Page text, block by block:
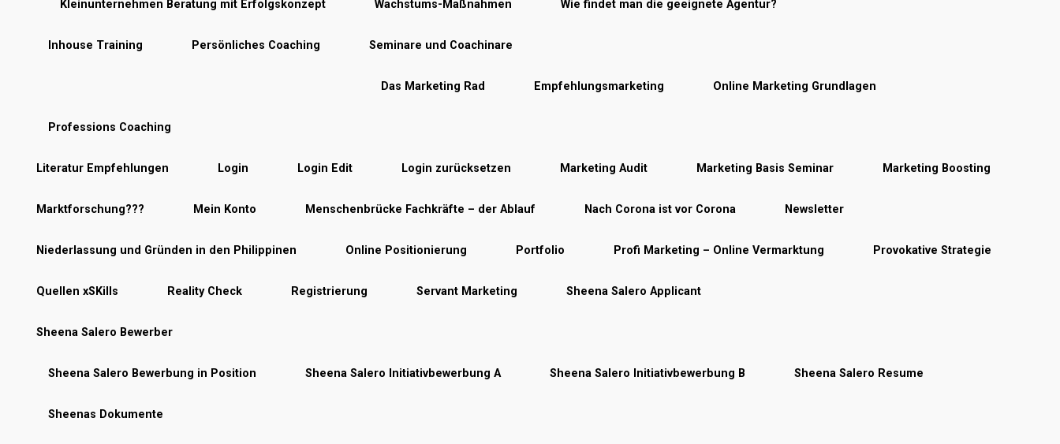
Kleinunternehmen Beratung mit Erfolgskonzept Wachstums-Maßnahmen Wie findet man die geeignete Agentur?
Inhouse Training Persönliches Coaching Seminare und Coachinare
Das Marketing Rad Empfehlungsmarketing Online Marketing Grundlagen
Professions Coaching
Literatur Empfehlungen Login Login Edit Login zurücksetzen Marketing Audit Marketing Basis Seminar Marketing Boosting
Marktforschung??? Mein Konto Menschenbrücke Fachkräfte – der Ablauf Nach Corona ist vor Corona Newsletter
Niederlassung und Gründen in den Philippinen Online Positionierung Portfolio Profi Marketing – Online Vermarktung Provokative Strategie
Quellen xSKills Reality Check Registrierung Servant Marketing Sheena Salero Applicant
Sheena Salero Bewerber
Sheena Salero Bewerbung in Position Sheena Salero Initiativbewerbung A Sheena Salero Initiativbewerbung B Sheena Salero Resume
Sheenas Dokumente